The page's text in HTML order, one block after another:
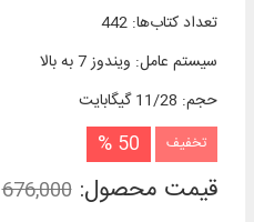
تعداد کتاب‌ها:
442
سیستم عامل: ویندوز 7 به بالا
حجم: 11/28 گیگابایت
تخفیف 50 %
قیمت محصول:676,000